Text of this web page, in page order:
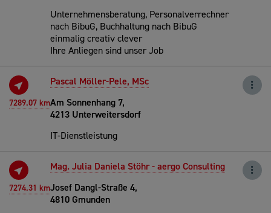
Unternehmensberatung, Personalverrechner
nach BibuG, Buchhaltung nach BibuG
einmalig creativ clever
Ihre Anliegen sind unser Job
7289.07 km
Pascal Möller-Pele, MSc
Am Sonnenhang 7,
4213 Unterweitersdorf
IT-Dienstleistung
7274.31 km
Mag. Julia Daniela Stöhr - aergo Consulting
Josef Dangl-Straße 4,
4810 Gmunden